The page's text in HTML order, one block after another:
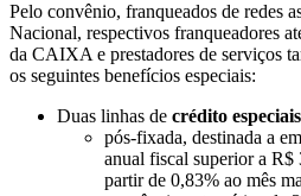
Pelo convênio, franqueados de redes
Nacional, respectivos franqueadores
da CAIXA e prestadores de serviços
os seguintes benefícios especiais:
Duas linhas de crédito especiais
pós-fixada, destinada a
anual fiscal superior a
partir de 0,83% ao mês